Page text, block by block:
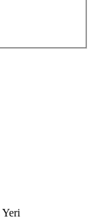
Yeri